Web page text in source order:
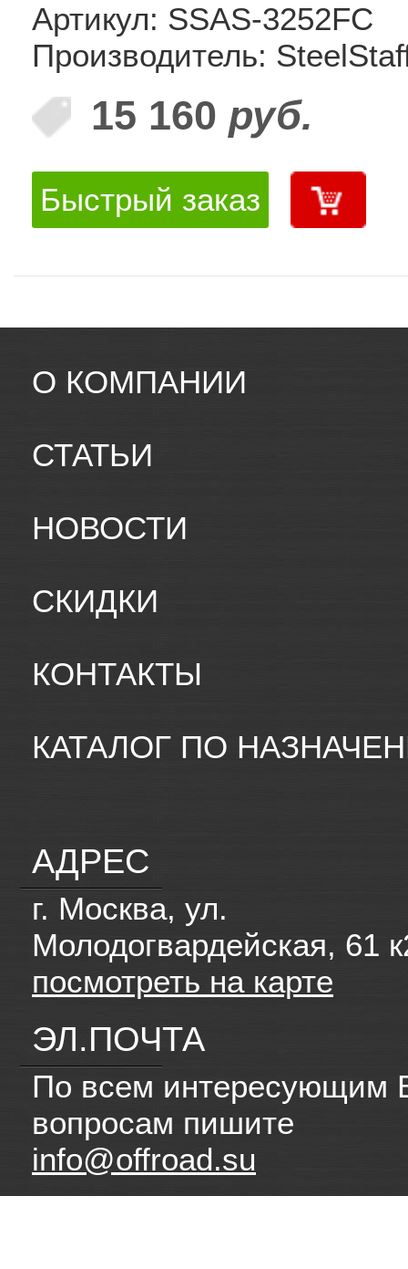
Артикул: SSAS-3252FC
Производитель:
15 160 руб.
Быстрый заказ
О КОМПАНИИ
СТАТЬИ
НОВОСТИ
СКИДКИ
КОНТАКТЫ
КАТАЛОГ ПО
АДРЕС
г. Москва, ул.
Молодогвардейская, 61
посмотреть на карте
ЭЛ.ПОЧТА
По всем интересующим
вопросам пишите
info@offroad.su